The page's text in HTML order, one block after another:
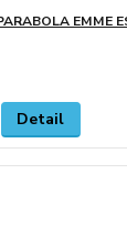
EMME
Detail